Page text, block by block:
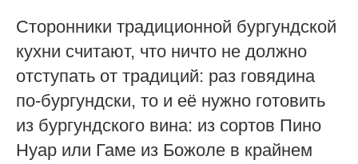
Сторонники традиционной бургундской
кухни считают, что ничто не должно
отступать от традиций: раз говядина
по-бургундски, то и её нужно готовить
из бургундского вина: из сортов Пино
Нуар или Гаме из Божоле в крайнем